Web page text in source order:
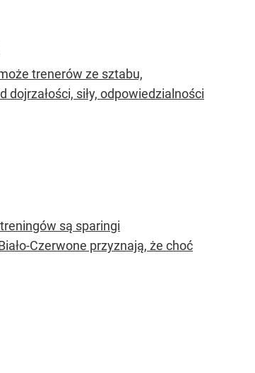
trenerów ze sztabu,
siły, odpowiedzialności
są sparingi
Czerwone przyznają, że choć